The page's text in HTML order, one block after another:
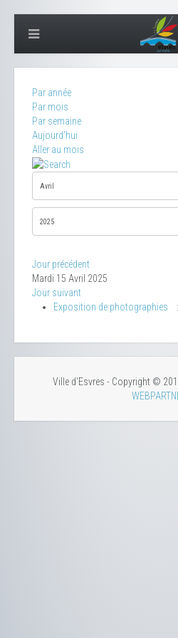
Par année
Par mois
Par semaine
Aujourd'hui
Aller au mois
Jour précédent
Mardi 15 Avril 2025
Jour suivant
Exposition de photographies
Ville d'Esvres - Copyright ©